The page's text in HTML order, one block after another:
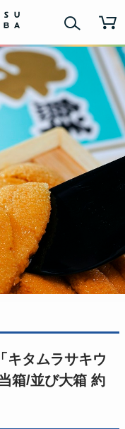
キタムラサキウ
箱/並び大箱 約